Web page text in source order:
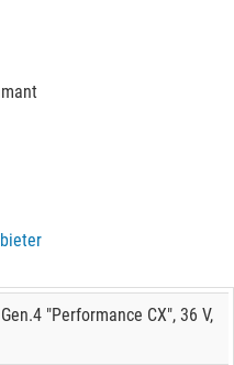
"Performance CX", 36 V,